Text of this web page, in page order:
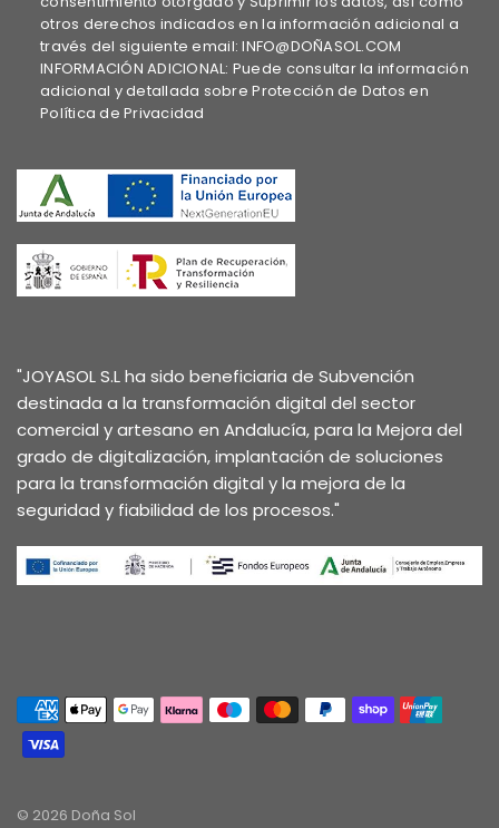
otros derechos indicados en la información adicional a
través del siguiente email: INFO@DOÑASOL.COM
INFORMACIÓN ADICIONAL: Puede consultar la información
adicional y detallada sobre Protección de Datos en
Política de Privacidad
"JOYASOL S.L ha sido beneficiaria de Subvención
destinada a la transformación digital del sector
comercial y artesano en Andalucía, para la Mejora del
grado de digitalización, implantación de soluciones
para la transformación digital y la mejora de la
seguridad y fiabilidad de los procesos."
© 2026 Doña Sol